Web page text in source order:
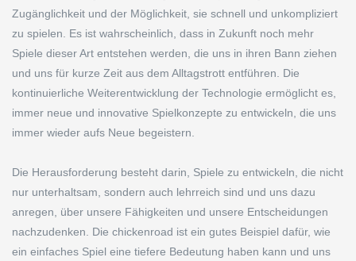
Zugänglichkeit und der Möglichkeit, sie schnell und unkompliziert
zu spielen. Es ist wahrscheinlich, dass in Zukunft noch mehr
Spiele dieser Art entstehen werden, die uns in ihren Bann ziehen
und uns für kurze Zeit aus dem Alltagstrott entführen. Die
kontinuierliche Weiterentwicklung der Technologie ermöglicht es,
immer neue und innovative Spielkonzepte zu entwickeln, die uns
immer wieder aufs Neue begeistern.
Die Herausforderung besteht darin, Spiele zu entwickeln, die nicht
nur unterhaltsam, sondern auch lehrreich sind und uns dazu
anregen, über unsere Fähigkeiten und unsere Entscheidungen
nachzudenken. Die chickenroad ist ein gutes Beispiel dafür, wie
ein einfaches Spiel eine tiefere Bedeutung haben kann und uns